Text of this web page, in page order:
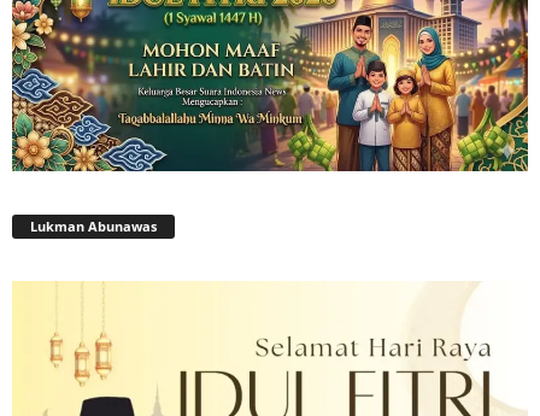
Lukman Abunawas